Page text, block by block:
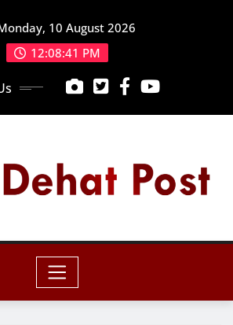
10 August 2026
12:08:42 PM